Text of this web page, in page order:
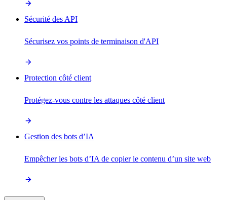
Sécurité des API
Sécurisez vos points de terminaison d'API
Protection côté client
Protégez-vous contre les attaques côté client
Gestion des bots d’IA
Empêcher les bots d’IA de copier le contenu d’un site web